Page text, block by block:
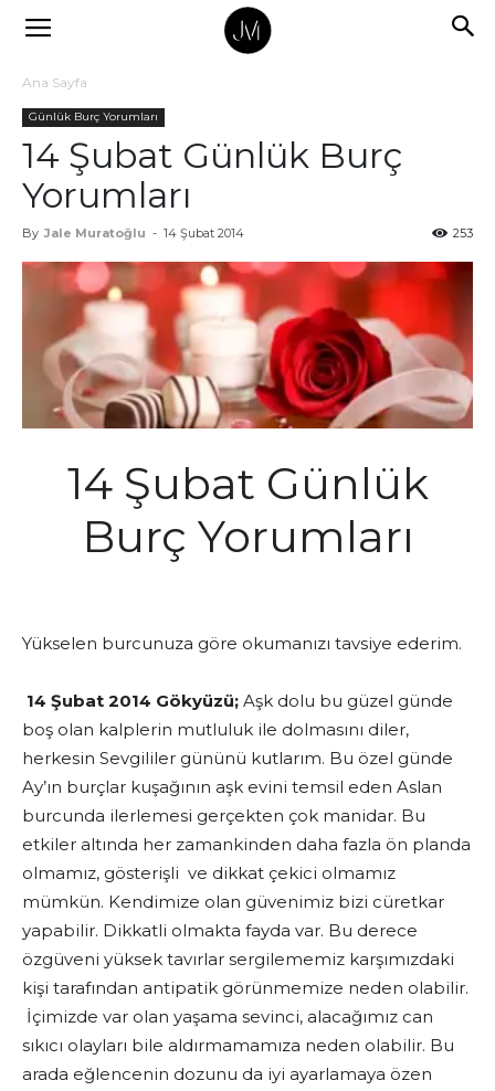
Ana Sayfa
Günlük Burç Yorumları
14 Şubat Günlük Burç
Yorumları
By Jale Muratoğlu - 14 Şubat 2014 253
14 Şubat Günlük
Burç Yorumları
Yükselen burcunuza göre okumanızı tavsiye ederim.
14 Şubat 2014 Gökyüzü; Aşk dolu bu güzel günde
boş olan kalplerin mutluluk ile dolmasını diler,
herkesin Sevgililer gününü kutlarım. Bu özel günde
Ay’ın burçlar kuşağının aşk evini temsil eden Aslan
burcunda ilerlemesi gerçekten çok manidar. Bu
etkiler altında her zamankinden daha fazla ön planda
olmamız, gösterişli ve dikkat çekici olmamız
mümkün. Kendimize olan güvenimiz bizi cüretkar
yapabilir. Dikkatli olmakta fayda var. Bu derece
özgüveni yüksek tavırlar sergilememiz karşımızdaki
kişi tarafından antipatik görünmemize neden olabilir.
İçimizde var olan yaşama sevinci, alacağımız can
sıkıcı olayları bile aldırmamamıza neden olabilir. Bu
arada eğlencenin dozunu da iyi ayarlamaya özen